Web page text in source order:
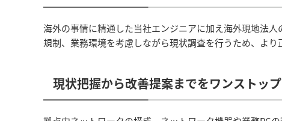
海外の事情に精通した当社エンジニアに加え海外現地法
規制、業務環境を考慮しながら現状調査を行うため、より
現状把握から改善提案までをワンストッ